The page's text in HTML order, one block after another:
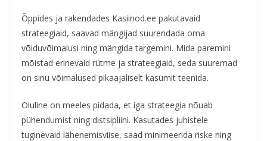
Õppides ja rakendades Kasiinod.ee pakutavaid
strateegiaid, saavad mängijad suurendada oma
võiduvõimalusi ning mängida targemini. Mida paremini
mõistad erinevaid rütme ja strateegiaid, seda suuremad
on sinu võimalused pikaajaliselt kasumit teenida.
Oluline on meeles pidada, et iga strateegia nõuab
pühendumist ning distsipliini. Kasutades juhistele
tuginevaid lähenemisviise, saad minimeerida riske ning